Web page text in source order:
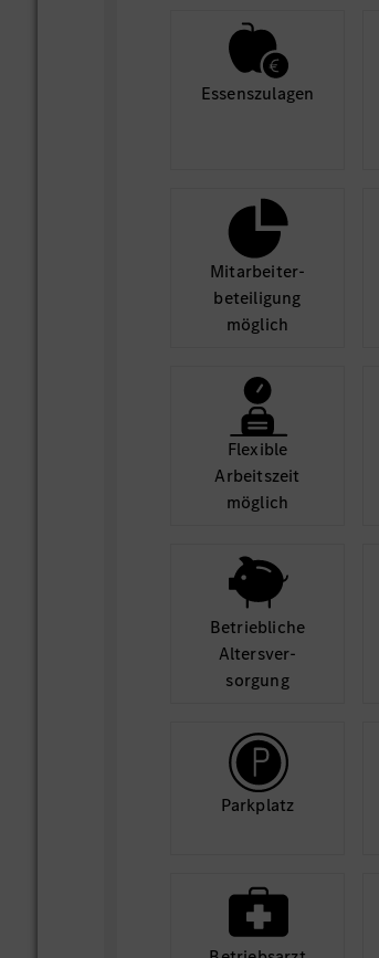
Essens­zulagen
Mit­arbeiter­
beteili­gung
möglich
Flexible
Arbeits­zeit
möglich
Betrieb­liche
Alters­ver­
sorgung
Park­platz